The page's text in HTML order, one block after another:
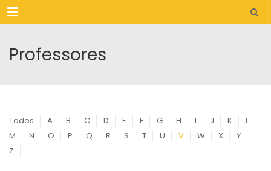
Menu
Professores
Todos A B C D E F G H I J K
L
M
N O P Q R S T U V W X
Y
Z